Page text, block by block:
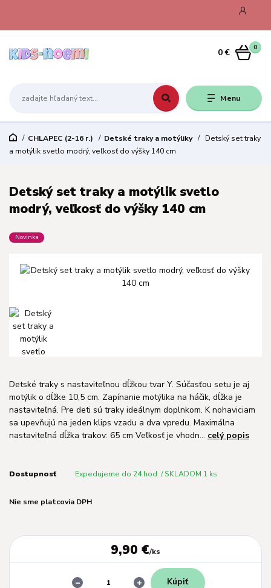
Menu
0
0 €
CHLAPEC (2-16 r.) Detské traky a motýliky
Detský set traky
a motýlik svetlo modrý, veľkosť do výšky 140 cm
Detský set traky a motýlik svetlo
modrý, veľkosť do výšky 140 cm
Novinka
Detské traky s nastaviteľnou dĺžkou tvar Y. Súčasťou setu je aj
motýlik o dĺžke 10,5 cm. Zapínanie motýlika na háčik, dĺžka je
nastaviteľná. Pre deti sú traky ideálnym doplnkom. K nohaviciam
sa upevňujú na jeden klips vzadu a dva vpredu. Maximálna
nastaviteľná dĺžka trakov: 65 cm Veľkosť je vhodn... celý popis
Dostupnosť Expedujeme do 24 hod. / SKLADOM 1 ks
Nie sme platcovia DPH
9,90 €/ks
Kúpiť